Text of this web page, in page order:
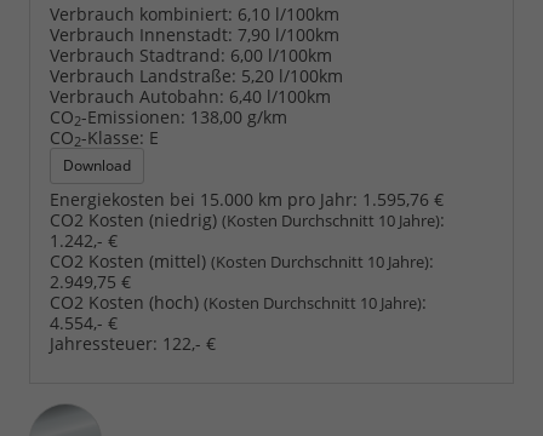
Verbrauch kombiniert: 6,10 l/100km
Verbrauch Innenstadt: 7,90 l/100km
Verbrauch Stadtrand: 6,00 l/100km
Verbrauch Landstraße: 5,20 l/100km
Verbrauch Autobahn: 6,40 l/100km
CO2-Emissionen: 138,00 g/km
CO2-Klasse: E
Download
Energiekosten bei 15.000 km pro Jahr: 1.595,76 €
CO2 Kosten (niedrig) (Kosten Durchschnitt 10 Jahre):
1.242,- €
CO2 Kosten (mittel) (Kosten Durchschnitt 10 Jahre):
2.949,75 €
CO2 Kosten (hoch) (Kosten Durchschnitt 10 Jahre):
4.554,- €
Jahressteuer: 122,- €